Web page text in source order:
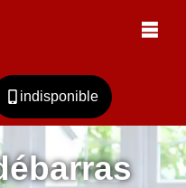
indisponible